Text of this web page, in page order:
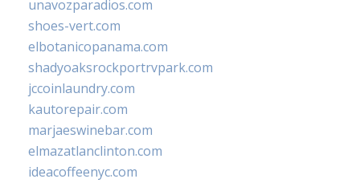
unavozparadios.com
shoes-vert.com
elbotanicopanama.com
shadyoaksrockportrvpark.com
jccoinlaundry.com
kautorepair.com
marjaeswinebar.com
elmazatlanclinton.com
ideacoffeenyc.com